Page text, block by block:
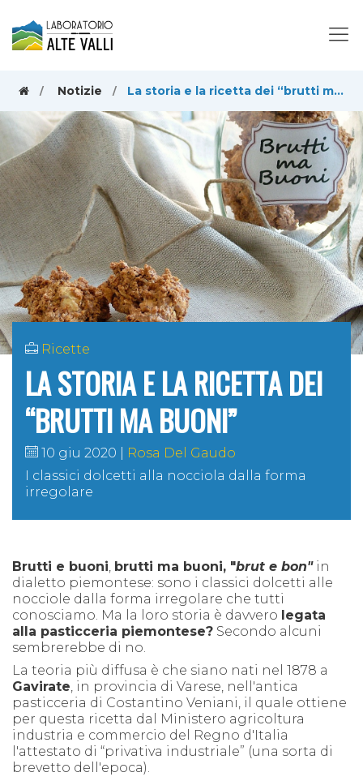
Notizie La storia e la ricetta dei “brutti ma buoni”
Ricette
LA STORIA E LA RICETTA DEI
“BRUTTI MA BUONI”
10 giu 2020
Rosa Del Gaudo
I classici dolcetti alla nocciola dalla forma
irregolare
Brutti e buoni brutti ma buoni, "brut e bon"in
dialetto piemontese: sono i classici dolcetti alle
nocciole dalla forma irregolare che tutti
conosciamo. Ma la loro storia è davvero legata
alla pasticceria piemontese? Secondo alcuni
sembrerebbe di no.
La teoria più diffusa è che siano nati nel 1878 a
Gavirate , in provincia di Varese, nell'antica
pasticceria di Costantino Veniani, il quale ottiene
per questa ricetta dal Ministero agricoltura
industria e commercio del Regno d'Italia
l'attestato di “privativa industriale” (una sorta di
brevetto dell'epoca).